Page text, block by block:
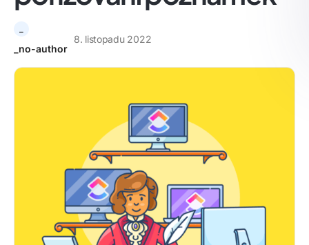
_no-author
8. listopadu 2022